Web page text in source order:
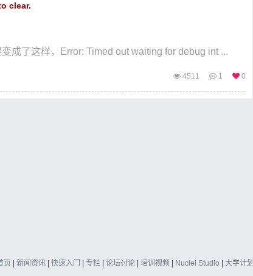
clear.
成了这样，Error: Timed out waiting for debug int ...
4511 1 0
页 新闻资讯 快速入门 专栏 论坛讨论 培训视频 Nuclei Studio 大学计划